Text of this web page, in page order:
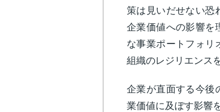
策は見いだせない恐
企業価値への影響を
な事業ポートフォリ
組織のレジリエンス
企業が直面する今後
業価値に及ぼす影響